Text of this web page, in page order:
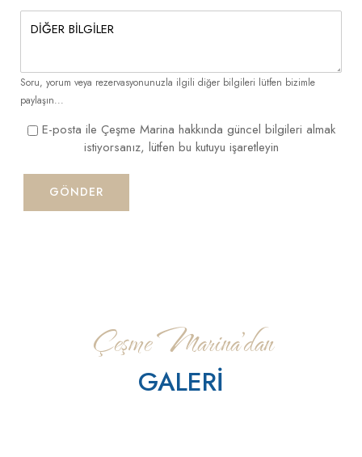
Soru, yorum veya rezervasyonunuzla ilgili diğer bilgileri lütfen bizimle
paylaşın...
E-posta ile Çeşme Marina hakkında güncel bilgileri almak
istiyorsanız, lütfen bu kutuyu işaretleyin
GÖNDER
Çeşme Marina'dan
GALERİ